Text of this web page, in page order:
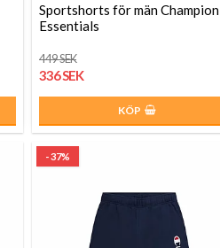
Sportshorts för män Champion
Essentials
449 SEK
336 SEK
KÖP
- 37%